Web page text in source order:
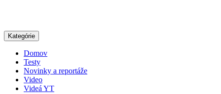
Kategórie
Domov
Testy
Novinky a reportáže
Video
Videá YT